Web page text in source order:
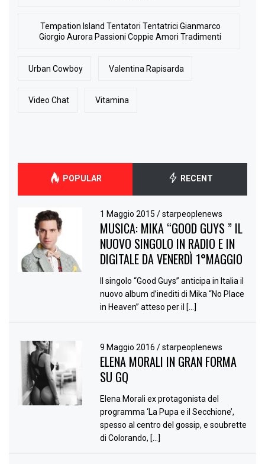
Tempation Island Tentatori Tentatrici Gianmarco
Giorgio Aurora Passioni Coppie Amori Tradimenti
Urban Cowboy Valentina Rapisarda
Video Chat Vitamina
POPULAR RECENT
1 Maggio 2015/ starpeoplenews
MUSICA: MIKA “GOOD GUYS ” IL
NUOVO SINGOLO IN RADIO E IN
DIGITALE DA VENERDÌ 1°MAGGIO
Il singolo “Good Guys” anticipa in Italia il
nuovo album d’inediti di Mika “No Place
in Heaven” atteso per il […]
9 Maggio 2016/ starpeoplenews
ELENA MORALI IN GRAN FORMA
SU GQ
Elena Morali ex protagonista del
programma ‘La Pupa e il Secchione’,
spesso al centro del gossip, e soubrette
di Colorando, […]